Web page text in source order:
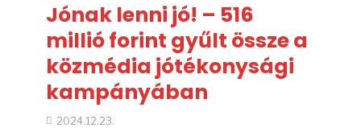
Jónak lenni jó! – 516
millió forint gyűlt össze a
közmédia jótékonysági
kampányában
2024.12.23.